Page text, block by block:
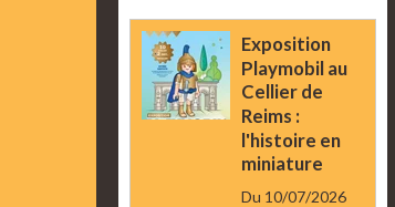
Exposition
Playmobil au
Cellier de
Reims :
l'histoire en
miniature
Du 10/07/2026